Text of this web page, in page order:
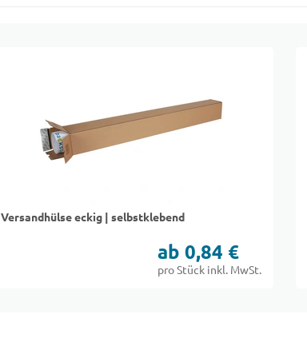
Versandhülse eckig | selbstklebend
ab 0,84 €
pro Stück inkl. MwSt.